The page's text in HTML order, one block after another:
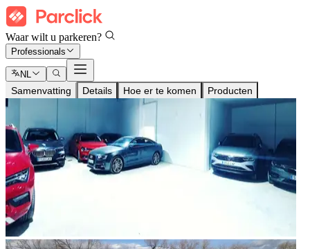
Waar wilt u parkeren?
Professionals
NL
Samenvatting Details Hoe er te komen Producten